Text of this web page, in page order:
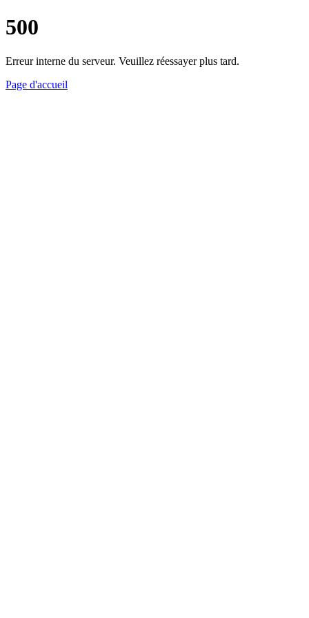
500
Erreur interne du serveur. Veuillez réessayer plus tard.
Page d'accueil